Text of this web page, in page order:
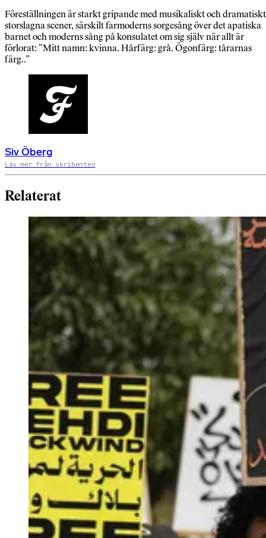
Föreställningen är starkt gripande med musikaliskt och dramatiskt
storslagna scener, särskilt farmoderns sorgesång över det apatiska
barnet och moderns sång på konsulatet om sig själv när allt är
förlorat: ”Mitt namn: kvinna. Hårfärg: grå. Ögonfärg: tårarnas
färg..”
Siv Öberg
Läs mer från skribenten
Relaterat